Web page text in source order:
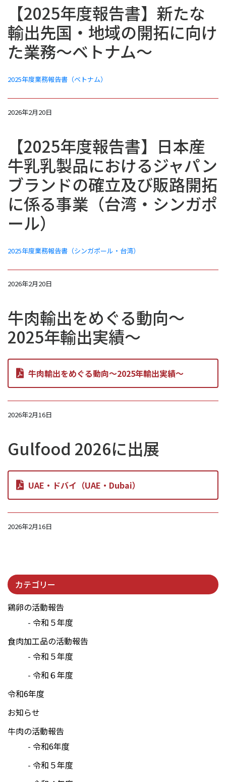
【2025年度報告書】新たな
輸出先国・地域の開拓に向け
た業務～ベトナム～
2025年度業務報告書（ベトナム）
2026年2月20日
【2025年度報告書】日本産
牛乳乳製品におけるジャパン
ブランドの確立及び販路開拓
に係る事業（台湾・シンガポ
ール）
2025年度業務報告書（シンガポール・台湾）
2026年2月20日
牛肉輸出をめぐる動向～
2025年輸出実績～
牛肉輸出をめぐる動向～2025年輸出実績～
2026年2月16日
Gulfood 2026に出展
UAE・ドバイ（UAE・Dubai）
2026年2月16日
カテゴリー
鶏卵の活動報告
令和５年度
食肉加工品の活動報告
令和５年度
令和６年度
令和6年度
お知らせ
牛肉の活動報告
令和6年度
令和５年度